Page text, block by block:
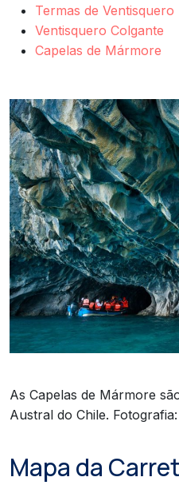
Termas de Ventisquero
Ventisquero Colgante
Capelas de Mármore
As Capelas de Mármore
Austral do Chile.
Mapa da